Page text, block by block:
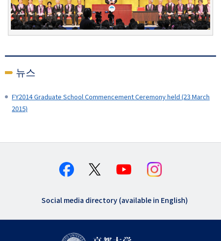
뉴스
FY2014 Graduate School Commencement Ceremony held (23 March
2015)
Social media directory (available in English)